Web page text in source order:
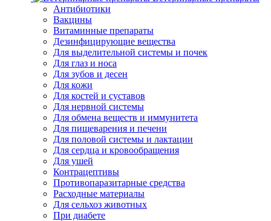
Антибиотики
Вакцины
Витаминные препараты
Дезинфицирующие вещества
Для выделительной системы и почек
Для глаз и носа
Для зубов и десен
Для кожи
Для костей и суставов
Для нервной системы
Для обмена веществ и иммунитета
Для пищеварения и печени
Для половой системы и лактации
Для сердца и кровообращения
Для ушей
Контрацептивы
Противопаразитарные средства
Расходные материалы
Для сельхоз животных
При диабете